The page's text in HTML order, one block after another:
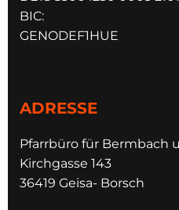
BIC:
GENODEF1HUE
ADRESSE
Pfarrbüro für Bermbach
Kirchgasse 143
36419 Geisa- Borsch